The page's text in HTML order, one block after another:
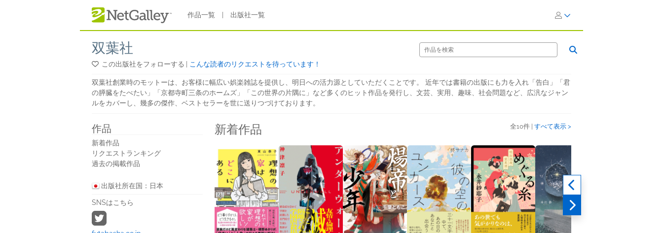
作品一覧 出版社一覧
双葉社
この出版社をフォローする こんな読者のリクエストを待っています！
双葉社創業時のモットーは、お客様に幅広い娯楽雑誌を提供し、明日への活力源としていただくことです。 近年では書籍の出版にも力を入れ「告白」「君
の膵臓をたべたい」「京都寺町三条のホームズ」「この世界の片隅に」など多くのヒット作品を発行し、文芸、実用、趣味、社会問題など、広汎なジャン
ルをカバーし、幾多の傑作、ベストセラーを世に送りつづけております。
作品
新着作品
リクエストランキング
過去の掲載作品
出版社所在国：日本
SNSはこちら
新着作品 全10件 | すべて表示 >